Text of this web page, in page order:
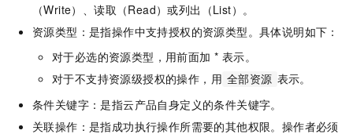
（Write）、读取（Read）或列出（List）。
资源类型：是指操作中支持授权的资源类型。具体说明如下：
对于必选的资源类型，用前面加 * 表示。
对于不支持资源级授权的操作，用 全部资源 表示。
条件关键字：是指云产品自身定义的条件关键字。
关联操作：是指成功执行操作所需要的其他权限。操作者必须